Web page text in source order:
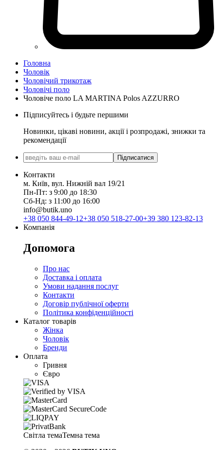
Головна
Чоловік
Чоловічий трикотаж
Чоловічі поло
Чоловіче поло LA MARTINA Polos AZZURRO
Підписуйтесь і будьте першими
Новинки, цікаві новини, акції і розпродажі, знижки та
рекомендації
Підписатися
Контакти
м. Київ, вул. Нижній вал 19/21
Пн-Пт: з 9:00 до 18:30
Сб-Нд: з 11:00 до 16:00
info@butik.uno
+38 050 844-49-12+38 050 518-27-00+39 380 123-82-13
Компанія
Допомога
Про нас
Доставка і оплата
Умови надання послуг
Контакти
Договір публічної оферти
Політика конфіденційності
Каталог товарів
Жінка
Чоловік
Бренди
Оплата
Гривня
Євро
Світла темаТемна тема